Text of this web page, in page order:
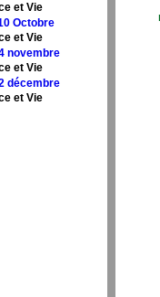
et Vie
Octobre
et Vie
novembre
et Vie
décembre
et Vie